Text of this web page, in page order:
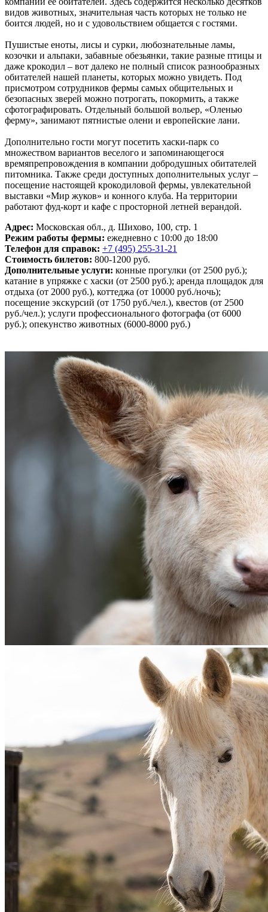
видов животных, значительная часть которых не только не
боится людей, но и с удовольствием общается с гостями.
Пушистые еноты, лисы и сурки, любознательные ламы,
козочки и альпаки, забавные обезьянки, такие разные птицы и
даже крокодил – вот далеко не полный список разнообразных
обитателей нашей планеты, которых можно увидеть. Под
присмотром сотрудников фермы самых общительных и
безопасных зверей можно потрогать, покормить, а также
сфотографировать. Отдельный большой вольер, «Оленью
ферму», занимают пятнистые олени и европейские лани.
Дополнительно гости могут посетить хаски-парк со
множеством вариантов веселого и запоминающегося
времяпрепровождения в компании добродушных обитателей
питомника. Также среди доступных дополнительных услуг –
посещение настоящей крокодиловой фермы, увлекательной
выставки «Мир жуков» и конного клуба. На территории
работают фуд-корт и кафе с просторной летней верандой.
Адрес: Московская обл., д. Шихово, 100, стр. 1
Режим работы фермы: ежедневно с 10:00 до 18:00
Телефон для справок: +7 (495) 255-31-21
Стоимость билетов: 800-1200 руб.
Дополнительные услуги: конные прогулки (от 2500 руб.);
катание в упряжке с хаски (от 2500 руб.); аренда площадок для
отдыха (от 2000 руб.), коттеджа (от 10000 руб./ночь);
посещение экскурсий (от 1750 руб./чел.), квестов (от 2500
руб./чел.); услуги профессионального фотографа (от 6000
руб.); опекунство животных (6000-8000 руб.)